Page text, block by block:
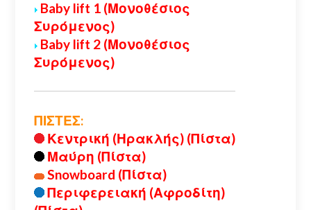
Baby lift 1 (Μονοθέσιος
Συρόμενος)
Baby lift 2 (Μονοθέσιος
Συρόμενος)
ΠΙΣΤΕΣ:
Κεντρική (Ηρακλής) (Πίστα)
Μαύρη (Πίστα)
Snowboard (Πίστα)
Περιφερειακή (Αφροδίτη)